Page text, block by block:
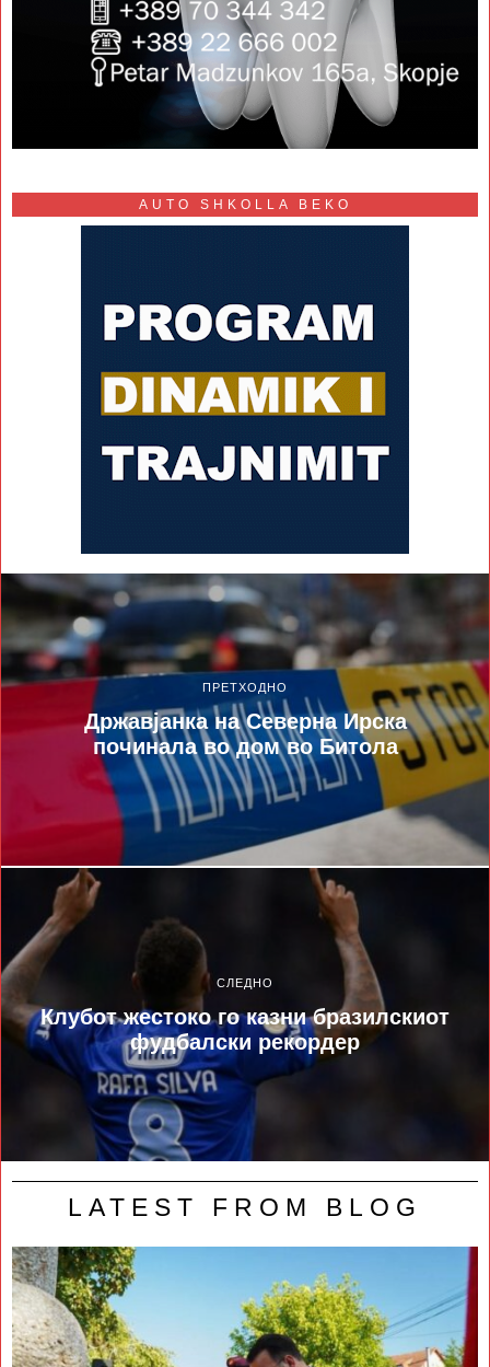
AUTO SHKOLLA BEKO
ПРЕТХОДНО
Државјанка на Северна Ирска
починала во дом во Битола
СЛЕДНО
Клубот жестоко го казни бразилскиот
фудбалски рекордер
LATEST FROM BLOG